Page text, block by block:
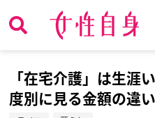
「在宅介護」は生涯
度別に見る金額の違い